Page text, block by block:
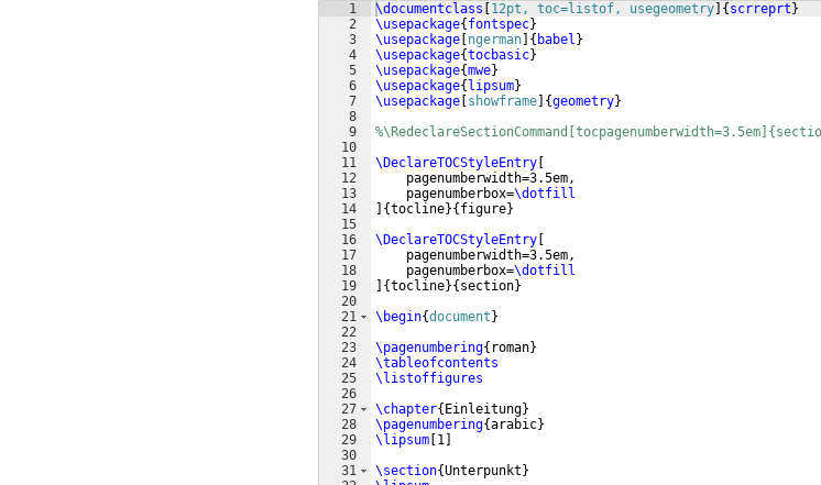
1
2
3
4
5
6
7
8
9
10
11
12
13
14
15
16
17
18
19
20
21
22
23
24
25
26
27
28
29
30
31
\documentclass 12pt, toc=listof, usegeometry { scrreprt }
\usepackage{ fontspec}
\usepackage ngerman { babel }
\usepackage{tocbasic}
\usepackage{mwe}
\usepackage{ lipsum}
\usepackage showframe {geometry}
\DeclareTOCStyleEntry
    pagenumberwidth=3.5em,
    pagenumberbox=
\dotfill
{tocline}{ figure}
\DeclareTOCStyleEntry
    pagenumberwidth=3.5em,
    pagenumberbox=
\dotfill
{tocline}{ section}
\begin{document }
\pagenumbering{ roman}
\tableofcontents
\listoffigures
\chapter{ Einleitung}
\pagenumbering{arabic}
\lipsum 1
\section{Unterpunkt }